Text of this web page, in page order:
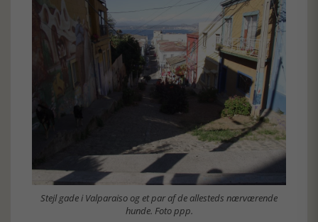
Stejl gade i Valparaiso og et par af de allesteds nærværende
hunde. Foto ppp.